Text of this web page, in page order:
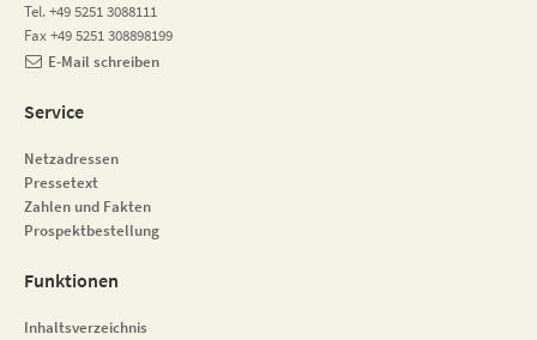
Tel. +49 5251 3088111
Fax +49 5251 308898199
E-Mail schreiben
Service
Netzadressen
Pressetext
Zahlen und Fakten
Prospektbestellung
Funktionen
Inhaltsverzeichnis